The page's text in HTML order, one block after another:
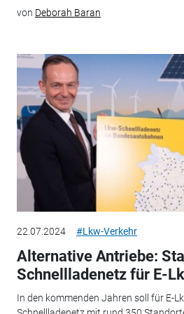
von Deborah Baran
22.07.2024 #Lkw-Verkehr
Alternative Antriebe:
Schnellladenetz für E-
In den kommenden Jahren soll für E-